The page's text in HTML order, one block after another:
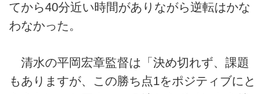
てから40分近い時間がありながら逆転はかな
わなかった。
清水の平岡宏章監督は「決め切れず、課題
もありますが、この勝ち点1をポジティブにと